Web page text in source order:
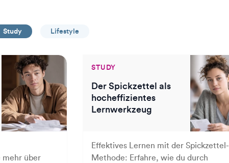
Study Lifestyle
mehr über
STUDY
Der Spickzettel als
hocheffizientes
Lernwerkzeug
Effektives Lernen mit der Spickzettel-
Methode: Erfahre, wie du durch